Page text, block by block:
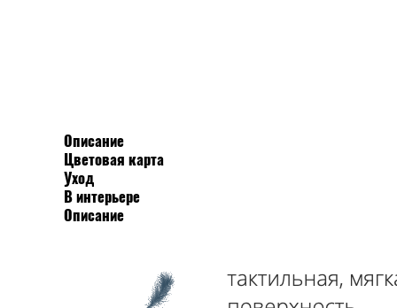
Описание
Цветовая карта
Уход
В интерьере
Описание